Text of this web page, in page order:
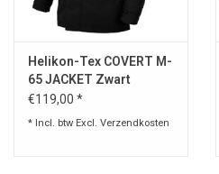
Helikon-Tex COVERT M-
65 JACKET Zwart
€119,00 *
* Incl. btw Excl. Verzendkosten